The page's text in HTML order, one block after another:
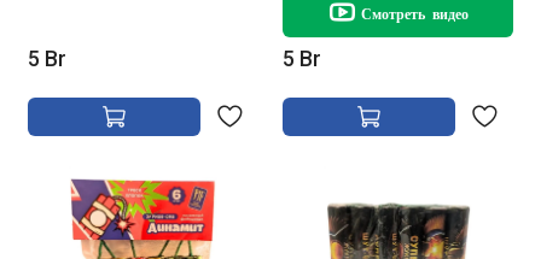
5 Br
Смотреть видео
5 Br